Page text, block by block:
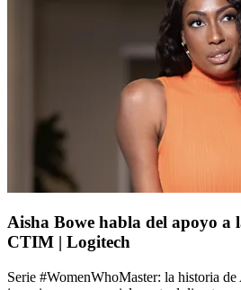
Aisha Bowe habla del apoyo a
CTIM | Logitech
Serie #WomenWhoMaster: la historia